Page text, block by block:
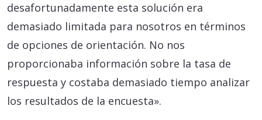
desafortunadamente esta solución era
demasiado limitada para nosotros en términos
de opciones de orientación. No nos
proporcionaba información sobre la tasa de
respuesta y costaba demasiado tiempo analizar
los resultados de la encuesta».